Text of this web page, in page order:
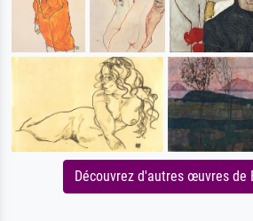
Découvrez d'autres œuvres de